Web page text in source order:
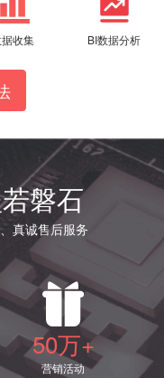
收集 BI数据分析
磐石
真诚售后服务
50万+
营销活动